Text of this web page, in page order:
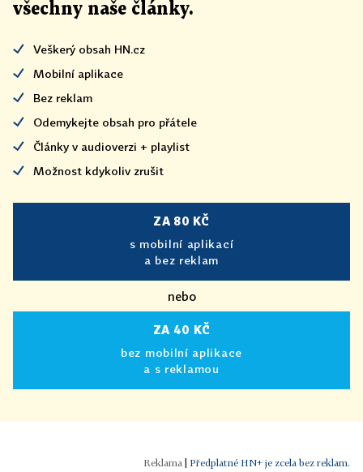
všechny naše články.
Veškerý obsah HN.cz
Mobilní aplikace
Bez reklam
Odemykejte obsah pro přátele
Články v audioverzi + playlist
Možnost kdykoliv zrušit
ZA 80 KČ
s mobilní aplikací
a bez reklam
nebo
ZA 40 KČ
bez mobilní aplikace
a s reklamou
Předplatné HN+ je zcela bez reklam.